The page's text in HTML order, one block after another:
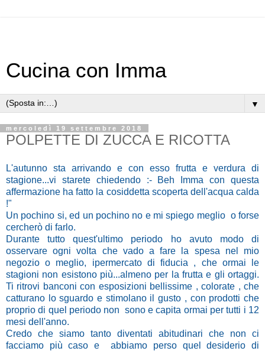
Cucina con Imma
▼
mercoledì 19 settembre 2018
POLPETTE DI ZUCCA E RICOTTA
L'autunno sta arrivando e con esso frutta e verdura di
stagione...vi starete chiedendo :- Beh Imma con questa
affermazione ha fatto la cosiddetta scoperta dell'acqua calda
!"
Un pochino si, ed un pochino no e mi spiego meglio o forse
cercherò di farlo.
Durante tutto quest'ultimo periodo ho avuto modo di
osservare ogni volta che vado a fare la spesa nel mio
negozio o meglio, ipermercato di fiducia , che ormai le
stagioni non esistono più...almeno per la frutta e gli ortaggi.
Ti ritrovi banconi con esposizioni bellissime , colorate , che
catturano lo sguardo e stimolano il gusto , con prodotti che
proprio di quel periodo non sono e capita ormai per tutti i 12
mesi dell'anno.
Credo che siamo tanto diventati abitudinari che non ci
facciamo più caso e abbiamo perso quel desiderio di